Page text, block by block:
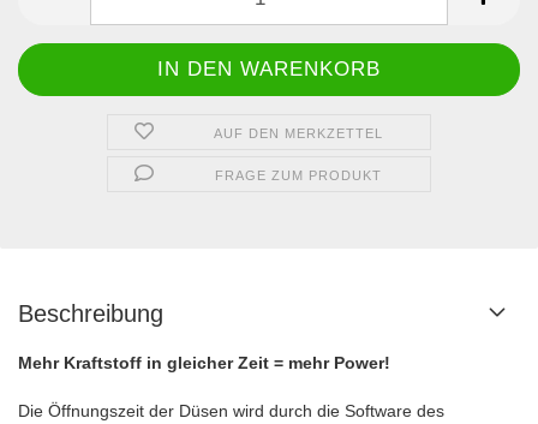
AUF DEN MERKZETTEL
FRAGE ZUM PRODUKT
Beschreibung
Mehr Kraftstoff in gleicher Zeit = mehr Power!
Die Öffnungszeit der Düsen wird durch die Software des